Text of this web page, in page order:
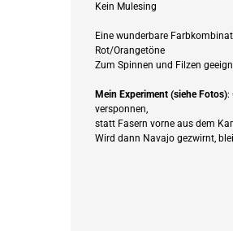
Kein Mulesing
Eine wunderbare
Rot/Orangetöne
Zum Spinnen und Filzen
Mein Experiment (siehe Fotos):
versponnen,
statt Fasern vorne aus dem
Wird dann Navajo gezwirnt,